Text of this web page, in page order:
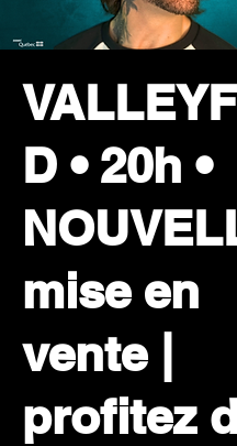
D • 20h •
mise en
vente |
profitez